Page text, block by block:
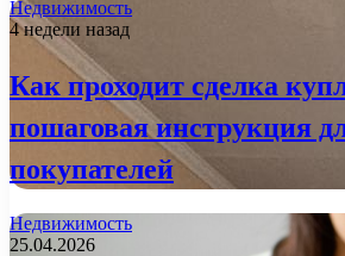
Недвижимость
4 недели назад
Как проходит сделка
пошаговая инструкция
покупателей
Недвижимость
25.04.2026